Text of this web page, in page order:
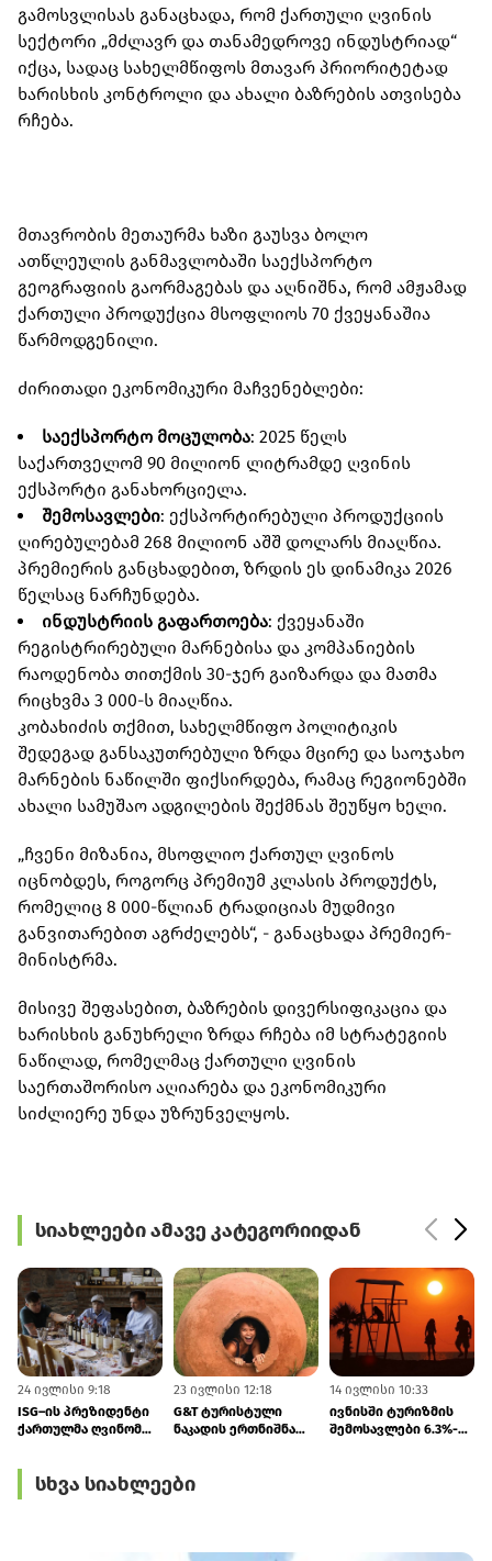
გამოსვლისას განაცხადა, რომ ქართული ღვინის
სექტორი „მძლავრ და თანამედროვე ინდუსტრიად“
იქცა, სადაც სახელმწიფოს მთავარ პრიორიტეტად
ხარისხის კონტროლი და ახალი ბაზრების ათვისება
რჩება.
მთავრობის მეთაურმა ხაზი გაუსვა ბოლო
ათწლეულის განმავლობაში საექსპორტო
გეოგრაფიის გაორმაგებას და აღნიშნა, რომ ამჟამად
ქართული პროდუქცია მსოფლიოს 70 ქვეყანაშია
წარმოდგენილი.
ძირითადი ეკონომიკური მაჩვენებლები:
საექსპორტო მოცულობა: 2025 წელს
საქართველომ 90 მილიონ ლიტრამდე ღვინის
ექსპორტი განახორციელა.
შემოსავლები: ექსპორტირებული პროდუქციის
ღირებულებამ 268 მილიონ აშშ დოლარს მიაღწია.
პრემიერის განცხადებით, ზრდის ეს დინამიკა 2026
წელსაც ნარჩუნდება.
ინდუსტრიის გაფართოება: ქვეყანაში
რეგისტრირებული მარნებისა და კომპანიების
რაოდენობა თითქმის 30-ჯერ გაიზარდა და მათმა
რიცხვმა 3 000-ს მიაღწია.
კობახიძის თქმით, სახელმწიფო პოლიტიკის
შედეგად განსაკუთრებული ზრდა მცირე და საოჯახო
მარნების ნაწილში ფიქსირდება, რამაც რეგიონებში
ახალი სამუშაო ადგილების შექმნას შეუწყო ხელი.
„ჩვენი მიზანია, მსოფლიო ქართულ ღვინოს
იცნობდეს, როგორც პრემიუმ კლასის პროდუქტს,
რომელიც 8 000-წლიან ტრადიციას მუდმივი
განვითარებით აგრძელებს“, - განაცხადა პრემიერ-
მინისტრმა.
მისივე შეფასებით, ბაზრების დივერსიფიკაცია და
ხარისხის განუხრელი ზრდა რჩება იმ სტრატეგიის
ნაწილად, რომელმაც ქართული ღვინის
საერთაშორისო აღიარება და ეკონომიკური
სიძლიერე უნდა უზრუნველყოს.
სიახლეები ამავე კატეგორიიდან
24 ივლისი 9:18
ISG–ის პრეზიდენტი
ქართულმა ღვინომ
23 ივლისი 12:18
G&T ტურისტული
ნაკადის ერთნიშნა
14 ივლისი 10:33
ივნისში ტურიზმის
შემოსავლები 6.3%-
სხვა სიახლეები